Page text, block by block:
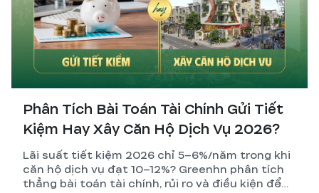
Phân Tích Bài Toán Tài Chính Gửi Tiết
Kiệm Hay Xây Căn Hộ Dịch Vụ 2026?
Lãi suất tiết kiệm 2026 chỉ 5–6%/năm trong khi
căn hộ dịch vụ đạt 10–12%? Greenhn phân tích
thẳng bài toán tài chính, rủi ro và điều kiện để